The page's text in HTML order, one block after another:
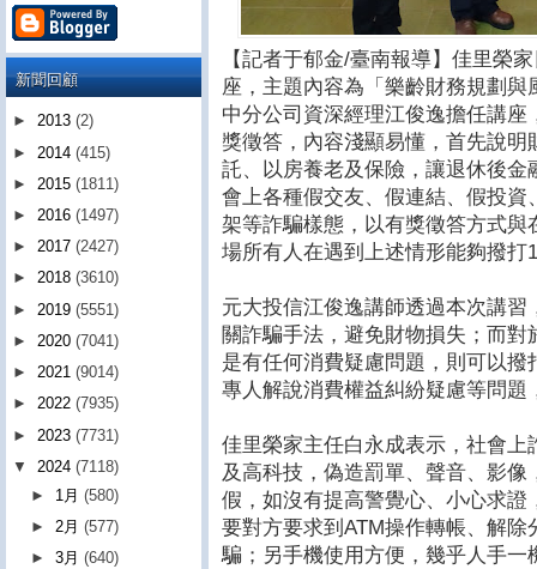
【記者于郁金/臺南報導】佳里榮
座，主題內容為「樂齡財務規劃
中分公司資深經理江俊逸擔任講
獎徵答，內容淺顯易懂，首先說
託、以房養老及保險，讓退休後
會上各種假交友、假連結、假投
架等詐騙樣態，以有獎徵答方式
場所有人在遇到上述情形能夠撥
元大投信江俊逸講師透過本次講
關詐騙手法，避免財物損失；而
是有任何消費疑慮問題，則可以
專人解說消費權益糾紛疑慮等問題
佳里榮家主任白永成表示，社會
及高科技，偽造罰單、聲音、影
假，如沒有提高警覺心、小心求
要對方要求到ATM操作轉帳、解
騙；另手機使用方便，幾乎人手
新聞回顧
► 2013 (2)
► 2014 (415)
► 2015 (1811)
► 2016 (1497)
► 2017 (2427)
► 2018 (3610)
► 2019 (5551)
► 2020 (7041)
► 2021 (9014)
► 2022 (7935)
► 2023 (7731)
▼ 2024 (7118)
► 1月(580)
►2月(577)
►3月(640)